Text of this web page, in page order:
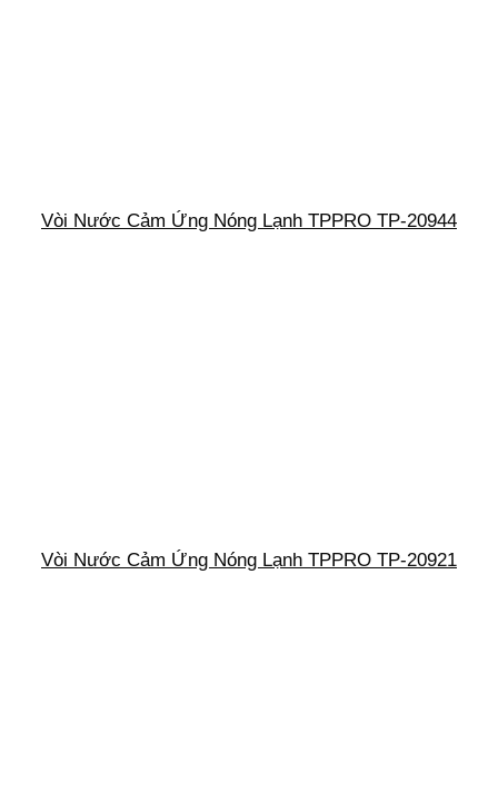
Vòi Nước Cảm Ứng Nóng Lạnh TPPRO TP-20944
Vòi Nước Cảm Ứng Nóng Lạnh TPPRO TP-20921